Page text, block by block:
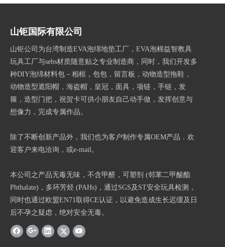
山钜国际有限公司
山钜公司为台湾制造EVA泡绵地垫工厂，EVA泡棉益智教具
玩具工厂与sebs材质随意贴之专业制造商，同时，我们开发多
种DIY泡绵材料包－相框，包包，留言板，动物造型拖鞋，
动物造型遮阳帽，海盗帽，皇冠，面具，项链，手链，发
箍，造型门把，祝贺卡可供小朋友自己动手做，发挥创意与
想像力，完成专属作品。
除了不断创新产品外，我们也为客户制作专属OEM产品．欢
迎客户来电洽询，或e-mail。
本公司之产品无毒无味，不含甲醛，可塑剂 (邻苯二甲酸酯
Phthalate)，多环芳烃 (PAHs)，通过SGS及ST安全玩具检测，
同时也通过欧盟EN71取得CE认证，以避免造成生长迟缓及日
后不孕之疑虑，绝对安全无毒。